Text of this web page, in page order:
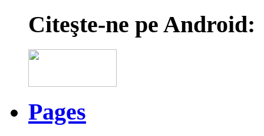
Citeşte-ne pe Android:
Pages